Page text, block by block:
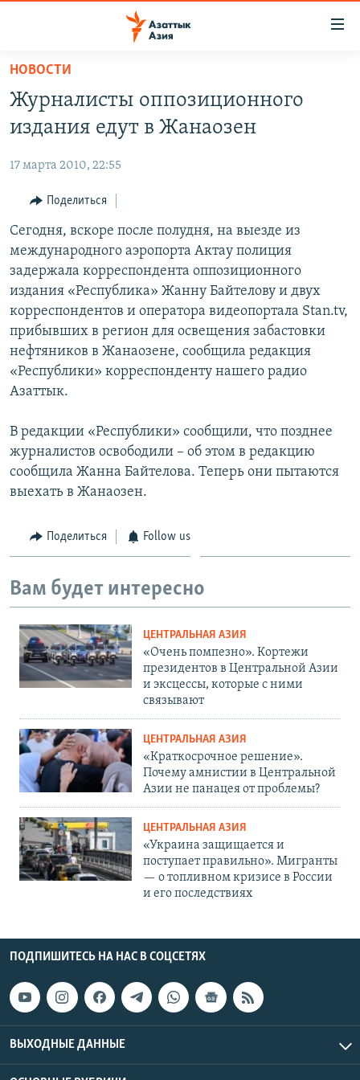
Вернуться
основному
содержанию
навигации
Вернутся
поиску
КАЗАХСТАН
УЗБЕКИСТАН
ТАДЖИКИСТАН
НОВОСТИ
ВОЙНА В УКРАИНЕ
НА ДРУГИХ ЯЗЫКАХ
ҚАЗАҚША
КЫРГЫЗЧА
ЎЗБЕКЧА
ТОҶИКӢ
TÜRKMENÇE
Все сайты РСЕ/РС
НОВОСТИ
Журналисты оппозиционного
издания едут в Жанаозен
17 марта 2010, 22:55
Поделиться
Сегодня, вскоре после полудня, на выезде из
международного аэропорта Актау полиция
задержала корреспондента оппозиционного
издания «Республика» Жанну Байтелову и двух
корреспондентов и оператора видеопортала Stan.tv,
прибывших в регион для освещения забастовки
нефтяников в Жанаозене, сообщила редакция
«Республики» корреспонденту нашего радио
Азаттык.
В редакции «Республики» сообщили, что позднее
журналистов освободили – об этом в редакцию
сообщила Жанна Байтелова. Теперь они пытаются
выехать в Жанаозен.
Поделиться Follow us
Вам будет интересно
ЦЕНТРАЛЬНАЯ АЗИЯ
«Очень помпезно». Кортежи
президентов в Центральной Азии
и эксцессы, которые с ними
связывают
ЦЕНТРАЛЬНАЯ АЗИЯ
«Краткосрочное решение».
Почему амнистии в Центральной
Азии не панацея от проблемы?
ЦЕНТРАЛЬНАЯ АЗИЯ
«Украина защищается и
поступает правильно». Мигранты
— о топливном кризисе в России
и его последствиях
ПОДПИШИТЕСЬ НА НАС В СОЦСЕТЯХ
ВЫХОДНЫЕ ДАННЫЕ